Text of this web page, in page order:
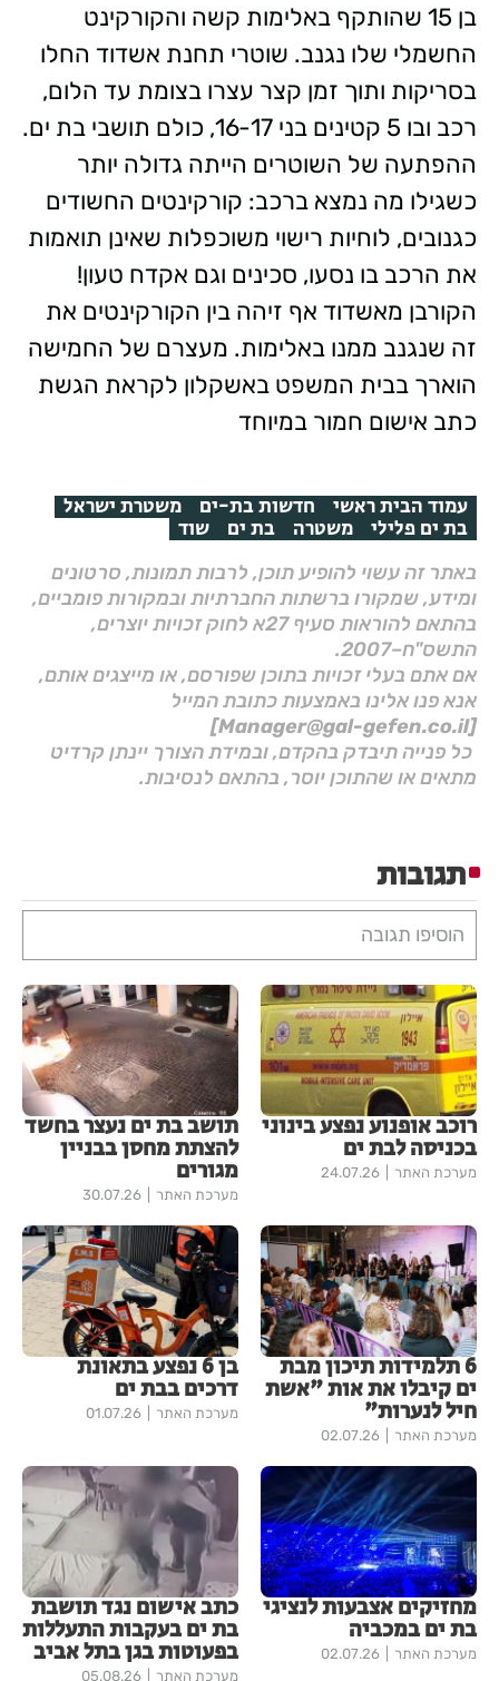
בן 15 שהותקף באלימות קשה והקורקינט
החשמלי שלו נגנב. שוטרי תחנת אשדוד החלו
בסריקות ותוך זמן קצר עצרו בצומת עד הלום,
רכב ובו 5 קטינים בני 16-17, כולם תושבי בת ים.
ההפתעה של השוטרים הייתה גדולה יותר
כשגילו מה נמצא ברכב: קורקינטים החשודים
כגנובים, לוחיות רישוי משוכפלות שאינן תואמות
את הרכב בו נסעו, סכינים וגם אקדח טעון!
הקורבן מאשדוד אף זיהה בין הקורקינטים את
זה שנגנב ממנו באלימות. מעצרם של החמישה
הוארך בבית המשפט באשקלון לקראת הגשת
כתב אישום חמור במיוחד
עמוד הבית ראשי חדשות בת-ים משטרת ישראל
בת ים פלילי משטרה בת ים שוד
באתר זה עשוי להופיע תוכן, לרבות תמונות, סרטונים
ומידע, שמקורו ברשתות החברתיות ובמקורות פומביים,
בהתאם להוראות סעיף 27א לחוק זכויות יוצרים,
התשס"ח–2007.
אם אתם בעלי זכויות בתוכן שפורסם, או מייצגים אותם,
אנא פנו אלינו באמצעות כתובת המייל
[Manager@gal-gefen.co.il]
כל פנייה תיבדק בהקדם, ובמידת הצורך יינתן קרדיט
מתאים או שהתוכן יוסר, בהתאם לנסיבות.
תגובות
הוסיפו תגובה
רוכב אופנוע נפצע בינוני
בכניסה לבת ים
מערכת האתר 24.07.26
תושב בת ים נעצר בחשד
להצתת מחסן בבניין
מגורים
מערכת האתר 30.07.26
6 תלמידות תיכון מבת
ים קיבלו את אות "אשת
חיל לנערות"
מערכת האתר 02.07.26
בן 6 נפצע בתאונת
דרכים בבת ים
מערכת האתר 01.07.26
מחזיקים אצבעות לנציגי
בת ים במכביה
מערכת האתר 02.07.26
כתב אישום נגד תושבת
בת ים בעקבות התעללות
בפעוטות בגן בתל אביב
מערכת האתר 05.08.26